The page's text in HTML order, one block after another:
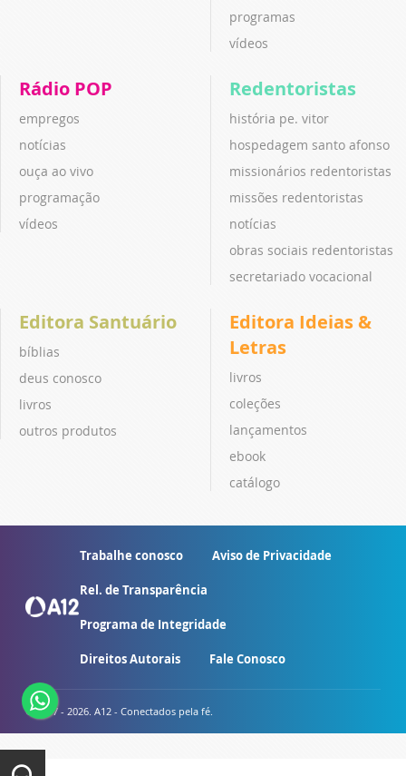
programas
vídeos
Rádio POP
empregos
notícias
ouça ao vivo
programação
vídeos
Redentoristas
história pe. vitor
hospedagem santo afonso
missionários redentoristas
missões redentoristas
notícias
obras sociais redentoristas
secretariado vocacional
Editora Santuário
bíblias
deus conosco
livros
outros produtos
Editora Ideias &
Letras
livros
coleções
lançamentos
ebook
catálogo
Trabalhe conosco Aviso de Privacidade
Rel. de Transparência
Programa de Integridade
Direitos Autorais Fale Conosco
© 2007 - 2026. A12 - Conectados pela fé.